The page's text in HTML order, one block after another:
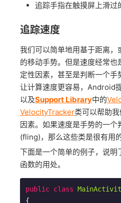
追踪手指在触摸屏上滑过
追踪速度
我们可以简单地用基于距离，
的移动手势。但是速度经常
定性因素，甚至是判断一个手
让计算速度更容易，Android
以及Support Library中的
VelocityTracker类可以帮助
因素。如果速度是手势的一
(fling)，那么这些类是很有用的
下面是一个简单的例子，说明
函数的用处。
public class
{